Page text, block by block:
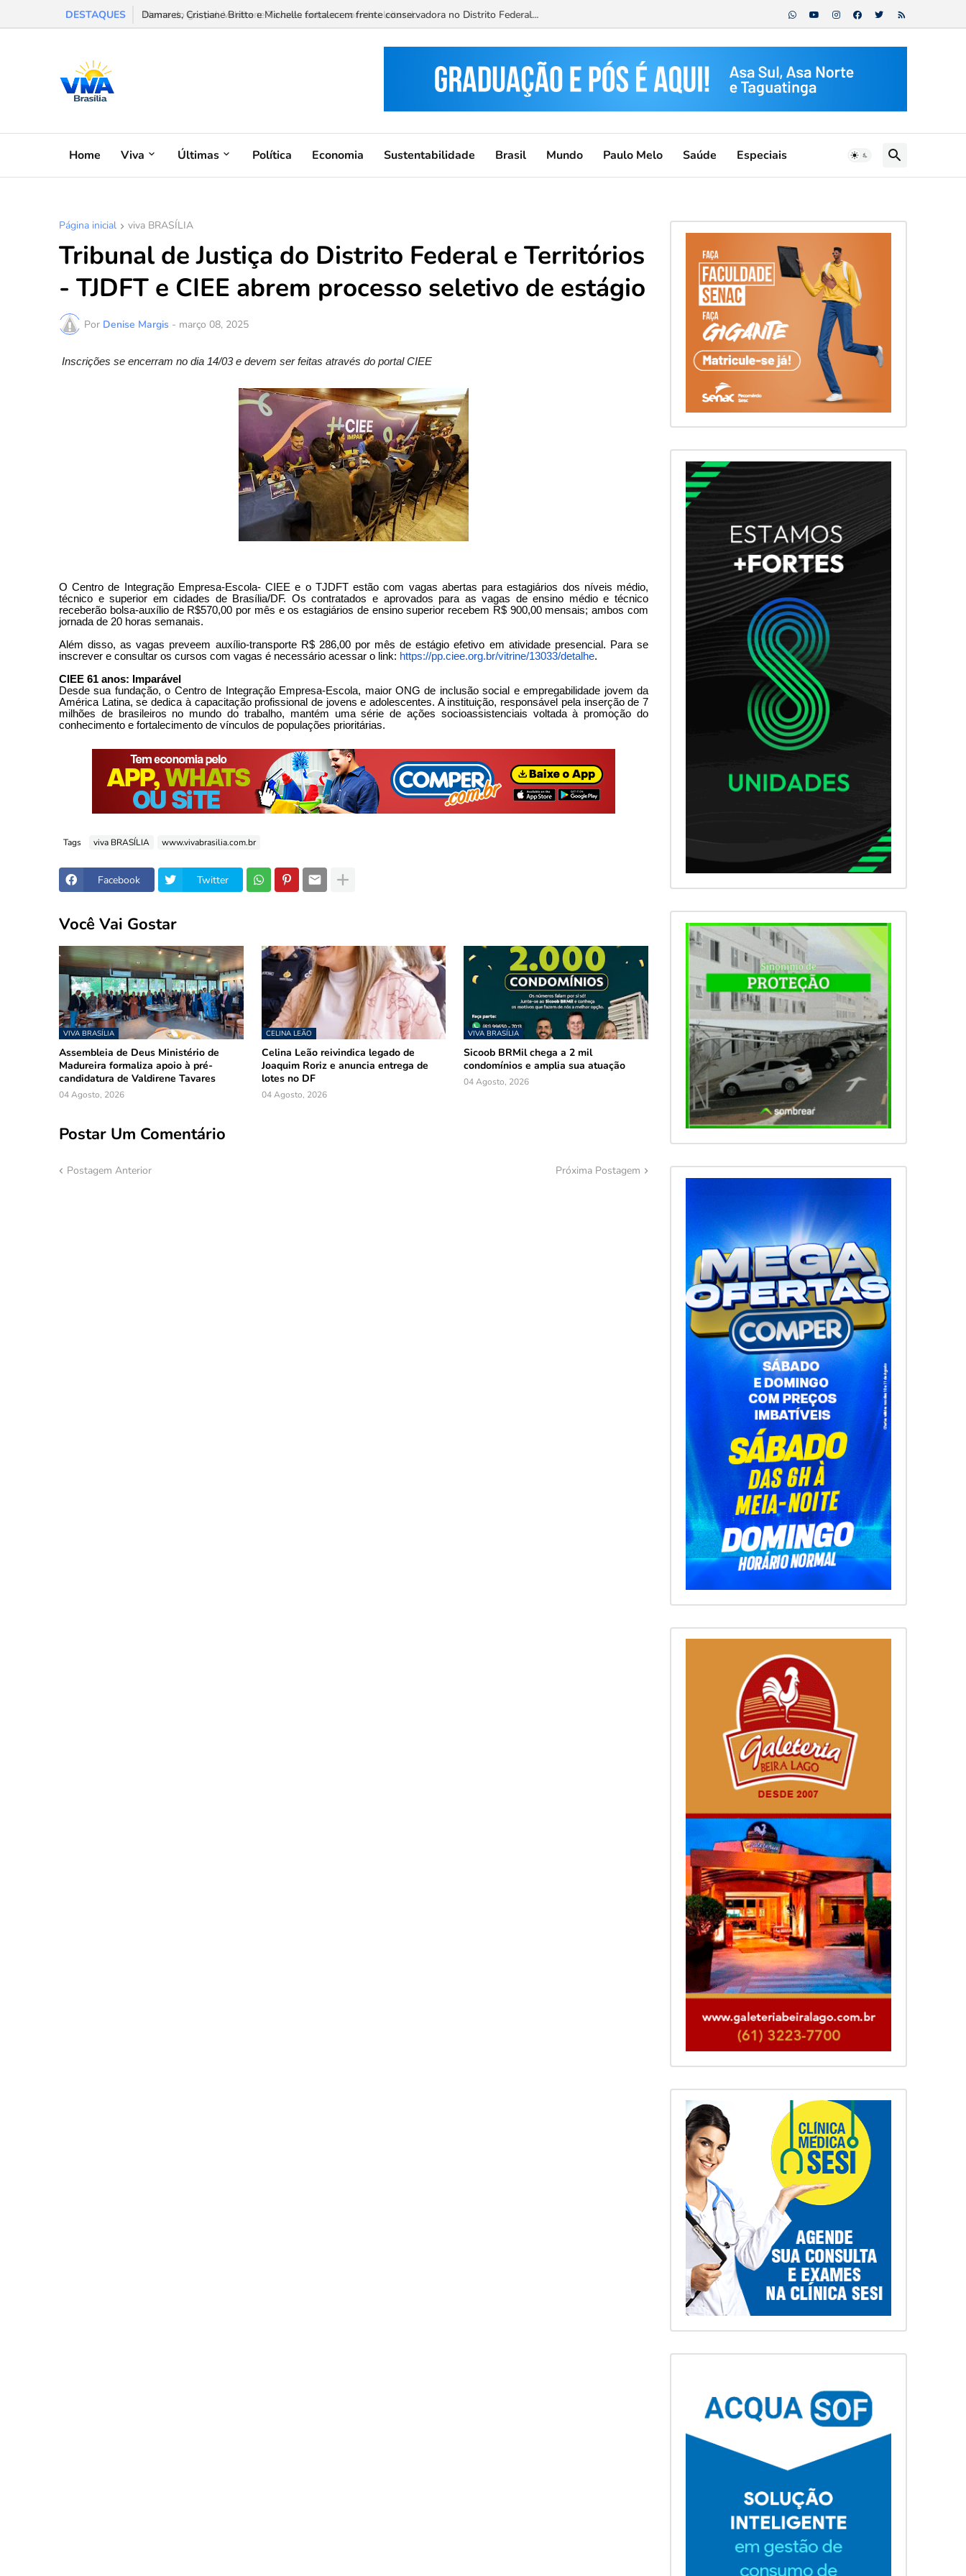
DESTAQUES Nome do gospel, Valdirene Tavares entra na corrida eleitoral...
Home Viva Últimas Política Economia Sustentabilidade Brasil Mundo Paulo Melo Saúde Especiais
Página inicial viva BRASÍLIA
Tribunal de Justiça do Distrito Federal e Territórios
- TJDFT e CIEE abrem processo seletivo de estágio
Por Denise Margis - março 08, 2025
Inscrições se encerram no dia 14/03 e devem ser feitas através do portal CIEE
O Centro de Integração Empresa-Escola- CIEE e o TJDFT estão com vagas abertas para estagiários dos níveis médio,
técnico e superior em cidades de Brasília/DF. Os contratados e aprovados para as vagas de ensino médio e técnico
receberão bolsa-auxílio de R$570,00 por mês e os estagiários de ensino superior recebem R$ 900,00 mensais; ambos com
jornada de 20 horas semanais.
Além disso, as vagas preveem auxílio-transporte R$ 286,00 por mês de estágio efetivo em atividade presencial. Para se
inscrever e consultar os cursos com vagas é necessário acessar o link: https://pp.ciee.org.br/vitrine/13033/detalhe.
CIEE 61 anos: Imparável
Desde sua fundação, o Centro de Integração Empresa-Escola, maior ONG de inclusão social e empregabilidade jovem da
América Latina, se dedica à capacitação profissional de jovens e adolescentes. A instituição, responsável pela inserção de 7
milhões de brasileiros no mundo do trabalho, mantém uma série de ações socioassistenciais voltada à promoção do
conhecimento e fortalecimento de vínculos de populações prioritárias.
Tags viva BRASÍLIA www.vivabrasilia.com.br
Facebook Twitter
Você Vai Gostar
VIVA BRASÍLIA
Assembleia de Deus Ministério de
Madureira formaliza apoio à pré-
candidatura de Valdirene Tavares
04 Agosto, 2026
CELINA LEÃO
Celina Leão reivindica legado de
Joaquim Roriz e anuncia entrega de
lotes no DF
04 Agosto, 2026
VIVA BRASÍLIA
Sicoob BRMil chega a 2 mil
condomínios e amplia sua atuação
04 Agosto, 2026
Postar Um Comentário
Postagem Anterior Próxima Postagem